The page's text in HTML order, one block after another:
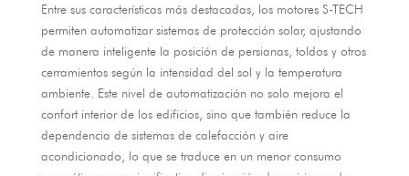
Entre sus características más destacadas, los motores S-TECH
permiten automatizar sistemas de protección solar, ajustando
de manera inteligente la posición de persianas, toldos y otros
cerramientos según la intensidad del sol y la temperatura
ambiente. Este nivel de automatización no solo mejora el
confort interior de los edificios, sino que también reduce la
dependencia de sistemas de calefacción y aire
acondicionado
lo que se traduce en un menor consumo